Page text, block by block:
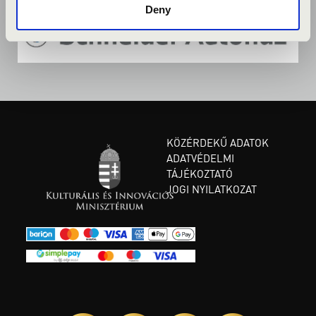
Deny
KÖZÉRDEKŰ ADATOK
ADATVÉDELMI
TÁJÉKOZTATÓ
JOGI NYILATKOZAT